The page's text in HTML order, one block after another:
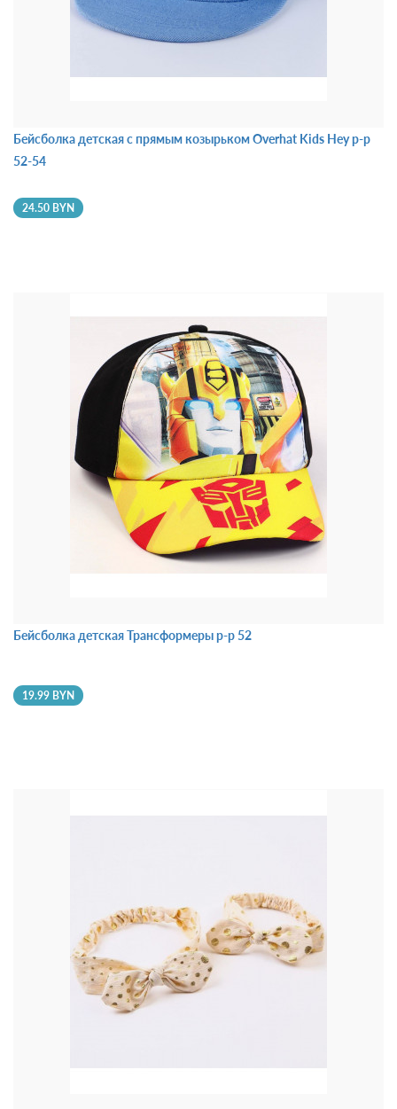
Бейсболка детская с прямым козырьком Overhat Kids Hey р-р
52-54
24.50 BYN
Бейсболка детская Трансформеры р-р 52
19.99 BYN